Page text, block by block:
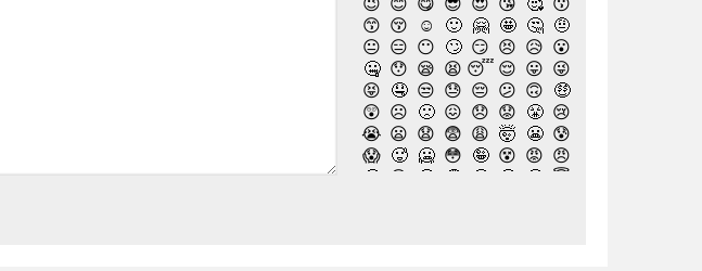
😙 😚 ☺️ 🙂 🤗 🤩 🤔 🤨
😐 😑 😶 🙄 😏 😣 😥 😮
🤐 😯 😪 😫 😴 😌 😛 😜
😝 🤤 😒 😓 😔 😕 🙃 🤑
😲 ☹️ 🙁 😖 😞 😟 😤 😢
😭 😦 😧 😨 😩 🤯 😬 😰
😱 🥵 🥶 😳 🤪 😵 😡 😠
🤬
😷 🤒 🤕 🤢 🤮 🤧 😇